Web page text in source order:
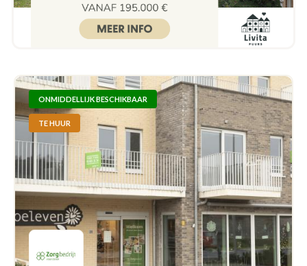
ONMIDDELLIJK BESCHIKBAAR
TE HUUR